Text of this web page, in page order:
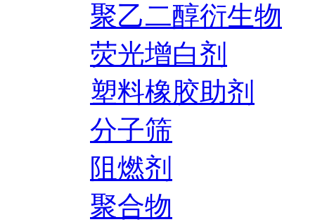
聚乙二醇衍生物
荧光增白剂
塑料橡胶助剂
分子筛
阻燃剂
聚合物